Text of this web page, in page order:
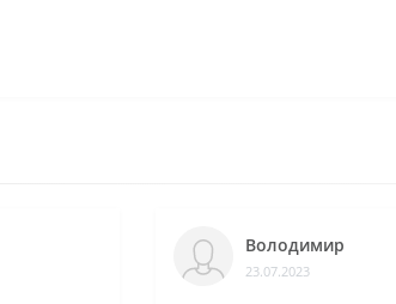
Володимир
23.07.2023